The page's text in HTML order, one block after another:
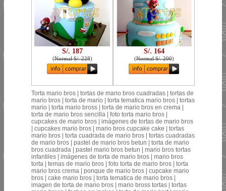
S/. 187
(Normal S/. 228)
S/. 164
(Normal S/. 200)
Torta mario bros | tortas de mario bros cuadradas | tortas de
mario bros | torta de mario | torta tematica mario bros | tortas
mario | torta mario bross | torta de mario bros en crema |
torta de mario bros sencilla | foto torta mario bros |
cupcakes de mario bros | imágenes de tortas de mario bros
| cupcakes mario bros | mario bros cupcake cake | tortas
mario bros | torta cuadrada de mario bros | tortas cuadradas
de mario bros | pastel de mario bros betun | torta de mario
bros cuadrada | pastel mario bros betun | mario bros tortas
infantiles | imágenes de torta de mario bros | mario bros
torta | temas de mario bros | foto torta de mario bros | torta
mario bros crema | ponque de mario bros | cupcake mario
bros | cake mario bros | torta tematica de mario bros |
imagen de torta de mario bros | mario bross tortas | tortas